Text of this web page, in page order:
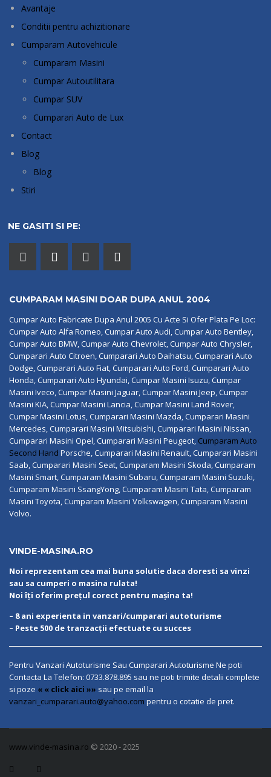
Avantaje
Conditii pentru achizitionare
Cumparam Autovehicule
Cumparam Masini
Cumpar Autoutilitara
Cumpar SUV
Cumparari Auto de Lux
Contact
Blog
Blog
Stiri
NE GASITI SI PE:
CUMPARAM MASINI DOAR DUPA ANUL 2004
Cumpar Auto Fabricate Dupa Anul 2005 Cu Acte Si Ofer Plata Pe Loc:
Cumpar Auto Alfa Romeo, Cumpar Auto Audi, Cumpar Auto Bentley,
Cumpar Auto BMW, Cumpar Auto Chevrolet, Cumpar Auto Chrysler,
Cumparari Auto Citroen, Cumparari Auto Daihatsu, Cumparari Auto
Dodge, Cumparari Auto Fiat, Cumparari Auto Ford, Cumparari Auto
Honda, Cumparari Auto Hyundai, Cumpar Masini Isuzu, Cumpar
Masini Iveco, Cumpar Masini Jaguar, Cumpar Masini Jeep, Cumpar
Masini KIA, Cumpar Masini Lancia, Cumpar Masini Land Rover,
Cumpar Masini Lotus, Cumparari Masini Mazda, Cumparari Masini
Mercedes, Cumparari Masini Mitsubishi, Cumparari Masini Nissan,
Cumparari Masini Opel, Cumparari Masini Peugeot, Cumparam Auto
Second Hand Porsche, Cumparari Masini Renault, Cumparari Masini
Saab, Cumparari Masini Seat, Cumparam Masini Skoda, Cumparam
Masini Smart, Cumparam Masini Subaru, Cumparam Masini Suzuki,
Cumparam Masini SsangYong, Cumparam Masini Tata, Cumparam
Masini Toyota, Cumparam Masini Volkswagen, Cumparam Masini
Volvo.
VINDE-MASINA.RO
Noi reprezentam cea mai buna solutie daca doresti sa vinzi
sau sa cumperi o masina rulata!
Noi îți oferim prețul corect pentru mașina ta!
– 8 ani experienta in vanzari/cumparari autoturisme
– Peste 500 de tranzacții efectuate cu succes
Pentru Vanzari Autoturisme Sau Cumparari Autoturisme Ne poti
Contacta La Telefon: 0733.878.895 sau ne poti trimite detalii complete
si poze « « click aici »» sau pe email la
vanzari_cumparari.auto@yahoo.com pentru o cotatie de pret.
www.vinde-masina.ro © 2020 - 2025